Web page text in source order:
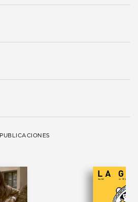
PUBLICACIONES